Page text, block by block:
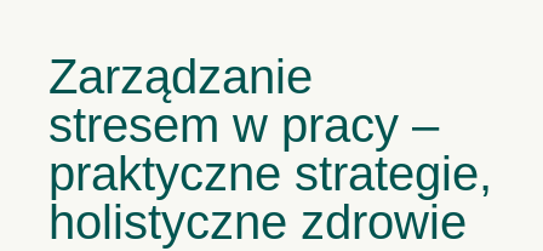
Zarządzanie
stresem w pracy –
praktyczne strategie,
holistyczne zdrowie